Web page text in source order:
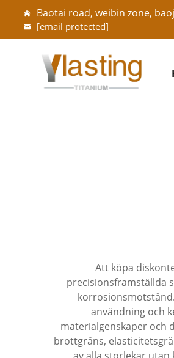
Baotai road, weibin zone,
[email protected]
Att köpa
precisionsframställda
användning och
materialgenskaper och
brottgräns,